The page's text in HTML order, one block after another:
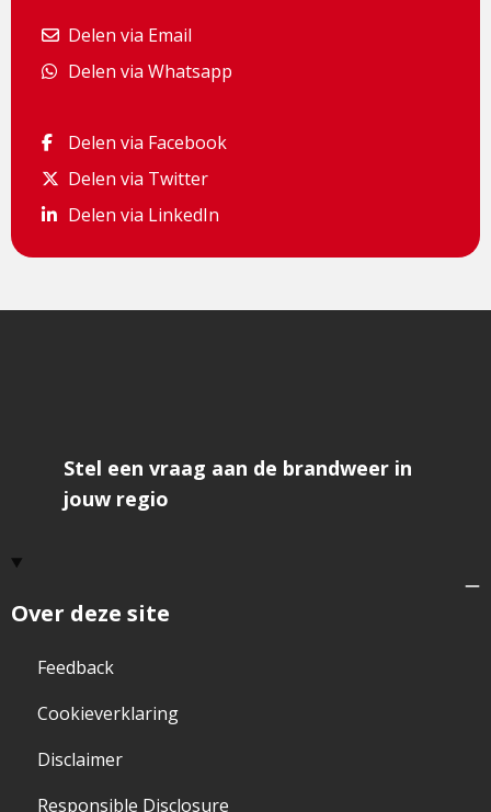
Delen via Email
Delen via Email
Delen via Whatsapp
Delen via Whatsapp
Delen via Facebook
Delen via Facebook
Delen via Twitter
Delen via Twitter
Delen via LinkedIn
Delen via LinkedIn
Over deze site
Feedback
Cookieverklaring
Disclaimer
Responsible Disclosure
Stel een vraag aan de brandweer in
jouw regio